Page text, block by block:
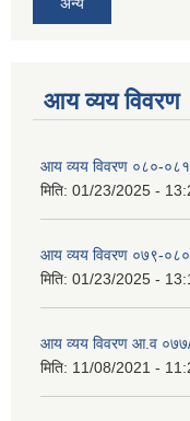
आय व्यय विवरण
आय व्यय विवरण ०८०-०८१
मिति: 01/23/2025 -
आय व्यय विवरण ०७९-०८०
मिति: 01/23/2025 -
आय व्यय विवरण आ.व
मिति: 11/08/2021 -